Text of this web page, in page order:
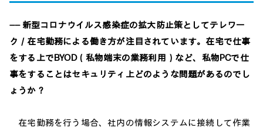
―― 新型コロナウイルス感染症の拡大防止策としてテレワー
ク／在宅勤務による働き方が注目されています。在宅で仕事
をする上でBYOD（私物端末の業務利用）など、私物PCで仕
事をすることはセキュリティ上どのような問題があるのでし
ょうか？
在宅勤務を行う場合、社内の情報システムに接続して作業